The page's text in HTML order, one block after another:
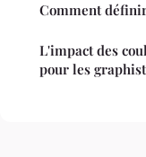
Comment
L'impact des
pour les